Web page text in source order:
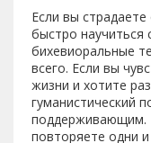
Если вы
быстро научиться
бихевиоральные
всего. Если вы
жизни и хотите
гуманистический
поддерживающим.
повторяете одни